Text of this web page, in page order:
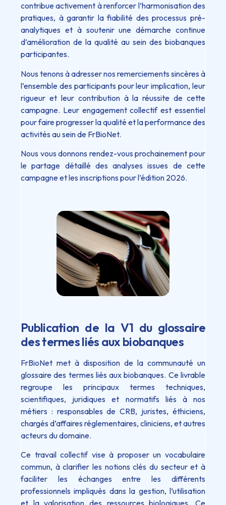
contribue activement à renforcer l’harmonisation des
pratiques, à garantir la fiabilité des processus pré-
analytiques et à soutenir une démarche continue
d’amélioration de la qualité au sein des biobanques
participantes.
Nous tenons à adresser nos remerciements sincères à
l’ensemble des participants pour leur implication, leur
rigueur et leur contribution à la réussite de cette
campagne. Leur engagement collectif est essentiel
pour faire progresser la qualité et la performance des
activités au sein de FrBioNet.
Nous vous donnons rendez-vous prochainement pour
le partage détaillé des analyses issues de cette
campagne et les inscriptions pour l’édition 2026.
Publication de la V1 du glossaire
des termes liés aux biobanques
FrBioNet met à disposition de la communauté un
glossaire des termes liés aux biobanques. Ce livrable
regroupe les principaux termes techniques,
scientifiques, juridiques et normatifs liés à nos
métiers : responsables de CRB, juristes, éthiciens,
chargés d’affaires réglementaires, cliniciens, et autres
acteurs du domaine.
Ce travail collectif vise à proposer un vocabulaire
commun, à clarifier les notions clés du secteur et à
faciliter les échanges entre les différents
professionnels impliqués dans la gestion, l’utilisation